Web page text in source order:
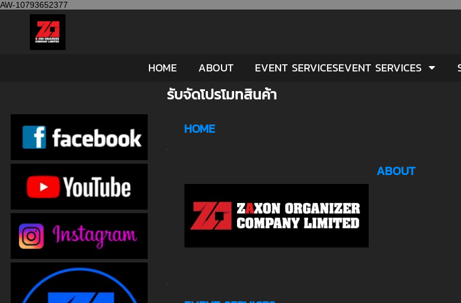
AW-10793652377
HOME ABOUT EVENT SERVICESEVENT SERVICES
รับจัดโปรโมทสินค้า
HOME
ABOUT